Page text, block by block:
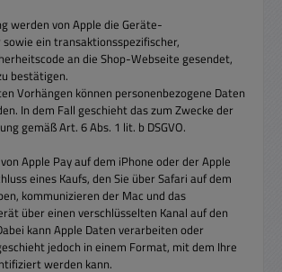
werden von Apple die Geräte-
ein transaktionsspezifischer,
an die Shop-Webseite gesendet,
bestätigen.
Vorhängen können personenbezogene Daten
In dem Fall geschieht das zum Zwecke der
gemäß Art. 6 Abs. 1 lit. b DSGVO.
Apple Pay auf dem iPhone oder der Apple
eines Kaufs, den Sie über Safari auf dem
kommunizieren der Mac und das
über einen verschlüsselten Kanal auf den
kann Apple Daten verarbeiten oder
jedoch in einem Format, mit dem Ihre
werden kann.